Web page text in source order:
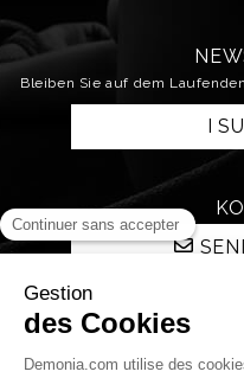
Bleiben Sie auf dem
I
STAY